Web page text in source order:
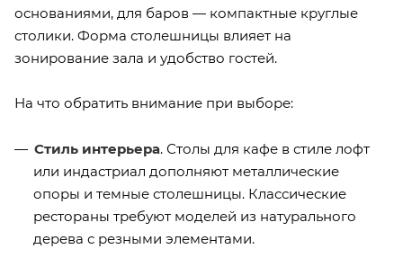
основаниями, для баров — компактные круглые
столики. Форма столешницы влияет на
зонирование зала и удобство гостей.
На что обратить внимание при выборе:
Стиль интерьера. Столы для кафе в стиле лофт
или индастриал дополняют металлические
опоры и темные столешницы. Классические
рестораны требуют моделей из натурального
дерева с резными элементами.